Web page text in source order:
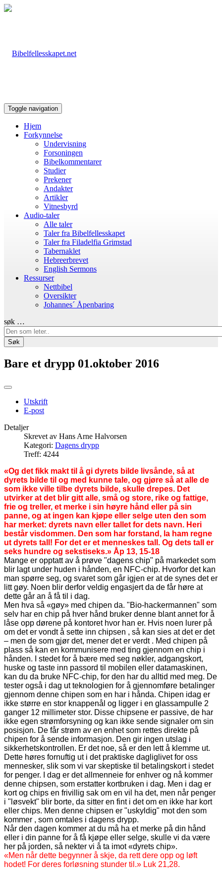
Toggle navigation
Hjem
Forkynnelse
Undervisning
Forsoningen
Bibelkommentarer
Studier
Prekener
Andakter
Artikler
Vitnesbyrd
Audio-taler
Alle taler
Taler fra Bibelfellesskapet
Taler fra Filadelfia Grimstad
Tabernaklet
Hebreerbrevet
English Sermons
Ressurser
Nettbibel
Oversikter
Johannes´ Åpenbaring
søk …
Søk
Bare et drypp 01.oktober 2016
Utskrift
E-post
Detaljer
Skrevet av Hans Arne Halvorsen
Kategori: Dagens drypp
Treff: 4244
«Og det fikk makt til å gi dyrets bilde livsånde, så at
dyrets bilde til og med kunne tale, og gjøre så at alle de
som ikke ville tilbe dyrets bilde, skulle drepes. Det
utvirker at det blir gitt alle, små og store, rike og fattige,
frie og treller, et merke i sin høyre hånd eller på sin
panne, og at ingen kan kjøpe eller selge uten den som
har merket: dyrets navn eller tallet for dets navn. Heri
består visdommen. Den som har forstand, la ham regne
ut dyrets tall! For det er et menneskes tall. Og dets tall er
seks hundre og sekstiseks.» Åp 13, 15-18
Mange er opptatt av å prøve "dagens chip" på markedet som
blir lagt under huden i hånden, en NFC-chip. Hvorfor det kan
man spørre seg, og svaret som går igjen er at de synes det er
litt gøy. Noen blir derfor veldig engasjert da de får høre at
dette går an å få til i dag.
Men hva så «gøy» med chipen da. "Bio-hackermannen" som
selv har en chip på hver hånd bruker denne blant annet for å
låse opp dørene på kontoret hvor han er. Hvis noen lurer på
om det er vondt å sette inn chipsen , så kan sies at det er det
– men de som gjør det, mener det er verdt . Med chipen på
plass så kan en kommunisere med ting gjennom en chip i
hånden. I stedet for å bære med seg nøkler, adgangskort,
huske og taste inn passord til mobilen eller datamaskinen,
kan du da bruke NFC-chip, for den har du alltid med meg. De
tester også i dag ut teknologien for å gjennomføre betalinger
gjennom denne chipen som en har i hånda. Chipen idag er
ikke større en stor knappenål og ligger i en glassampulle 2
ganger 12 millimeter stor. Disse chipsene er passive, de har
ikke egen strømforsyning og kan ikke sende signaler om sin
posisjon. De får strøm av en enhet som rettes direkte på
chipen for å sende informasjon. Den gir ingen utslag i
sikkerhetskontrollen. Er det noe, så er den lett å klemme ut.
Dette høres fornuftig ut i det praktiske dagliglivet for oss
mennesker, slik som vi var skeptiske til betalingskort i stedet
for penger. I dag er det allmenneie for enhver og nå kommer
denne chipsen, som erstatter kortbruken i dag. Men i dag er
kort og chips en frivillig sak om en vil ha det, men når penger
i "løsvekt" blir borte, da sitter en fint i det om en ikke har kort
eller chips. Men denne chipsen er "uskyldig" mot den som
kommer , som omtales i dagens drypp.
Når den dagen kommer at du må ha et merke på din hånd
eller i din panne for å få kjøpe eller selge, skulle vi da være
her på jorden, så nekter vi å ta imot «dyrets chip».
«Men når dette begynner å skje, da rett dere opp og løft
hodet! For deres forløsning stunder til.» Luk 21,28.